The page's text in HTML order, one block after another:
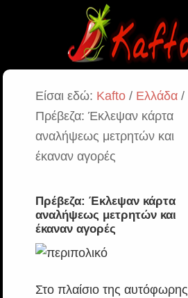
Είσαι εδώ: Kafto/ Ελλάδα/
Πρέβεζα: Έκλεψαν κάρτα
αναλήψεως μετρητών και
έκαναν αγορές
Πρέβεζα: Έκλεψαν κάρτα
αναλήψεως μετρητών και
έκαναν αγορές
Στο πλαίσιο της αυτόφωρης